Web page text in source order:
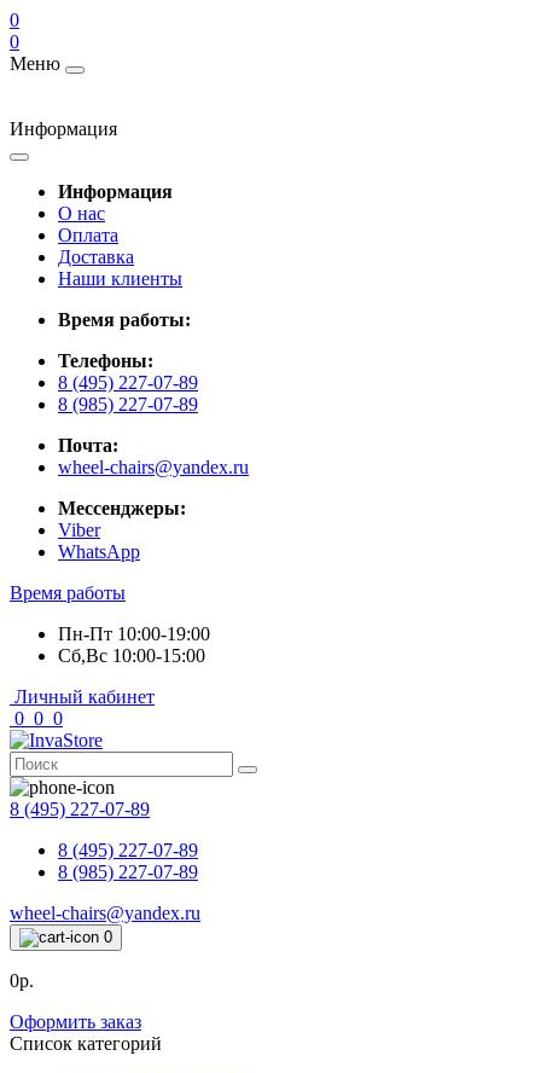
0
0
Меню
Информация
Информация
О нас
Оплата
Доставка
Наши клиенты
Время работы:
Телефоны:
8 (495) 227-07-89
8 (985) 227-07-89
Почта:
wheel-chairs@yandex.ru
Мессенджеры:
Viber
WhatsApp
Время работы
Пн-Пт 10:00-19:00
Сб,Вс 10:00-15:00
Личный кабинет
0 0 0
8 (495) 227-07-89
8 (495) 227-07-89
8 (985) 227-07-89
wheel-chairs@yandex.ru
0
0р.
Оформить заказ
Список категорий